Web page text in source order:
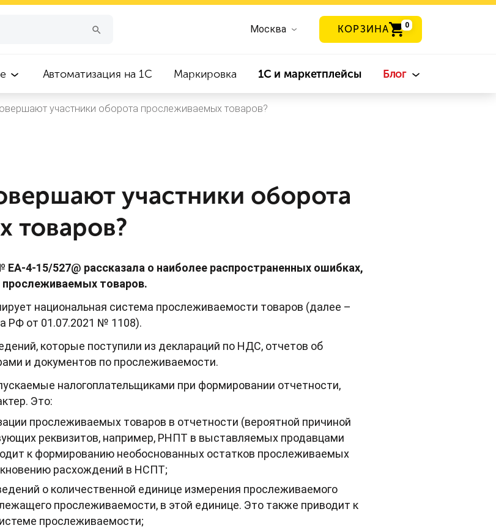
Москва КОРЗИНА 0
Автоматизация на 1С Маркировка 1С и маркетплейсы Блог
участники оборота прослеживаемых товаров?
участники оборота
товаров?
4-15/527@ рассказала о наиболее распространенных ошибках,
товаров.
национальная система прослеживаемости товаров (далее –
РФ от 01.07.2021 № 1108).
которые поступили из деклараций по НДС, отчетов об
и документов по прослеживаемости.
налогоплательщиками при формировании отчетности,
Это:
прослеживаемых товаров в отчетности (вероятной причиной
реквизитов, например, РНПТ в выставляемых продавцами
к формированию необоснованных остатков прослеживаемых
расхождений в НСПТ;
о количественной единице измерения прослеживаемого
прослеживаемости, в этой единице. Это также приводит к
прослеживаемости;